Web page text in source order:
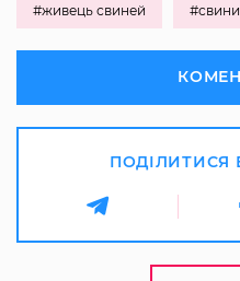
#живець свиней
ПОДІЛИТИСЯ